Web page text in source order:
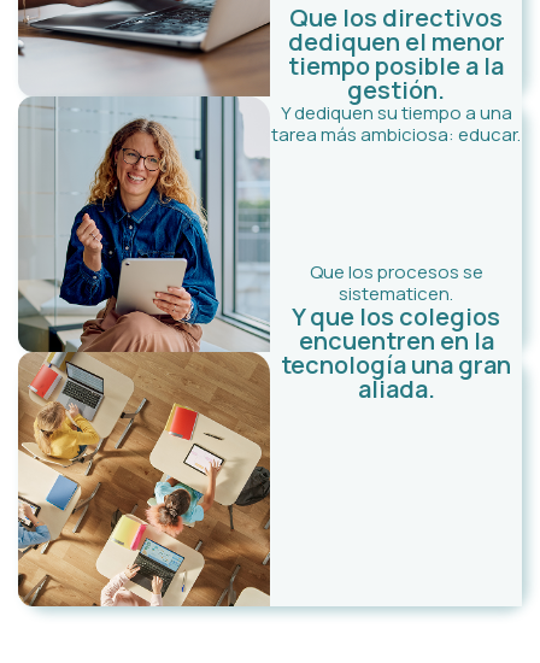
Que los directivos
dediquen el menor
tiempo posible a la
gestión.
Y dediquen su tiempo a una
tarea más ambiciosa: educar.​
Que los procesos se
sistematicen.
Y que los colegios
encuentren en la
tecnología una gran
aliada.